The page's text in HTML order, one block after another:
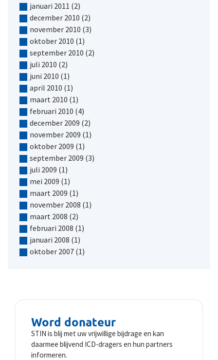
januari 2011 (2)
december 2010 (2)
november 2010 (3)
oktober 2010 (1)
september 2010 (2)
juli 2010 (2)
juni 2010 (1)
april 2010 (1)
maart 2010 (1)
februari 2010 (4)
december 2009 (2)
november 2009 (1)
oktober 2009 (1)
september 2009 (3)
juli 2009 (1)
mei 2009 (1)
maart 2009 (1)
november 2008 (1)
maart 2008 (2)
februari 2008 (1)
januari 2008 (1)
oktober 2007(1)
Word donateur
STIN is blij met uw vrijwillige bijdrage en kan
daarmee blijvend ICD-dragers en hun partners
informeren.